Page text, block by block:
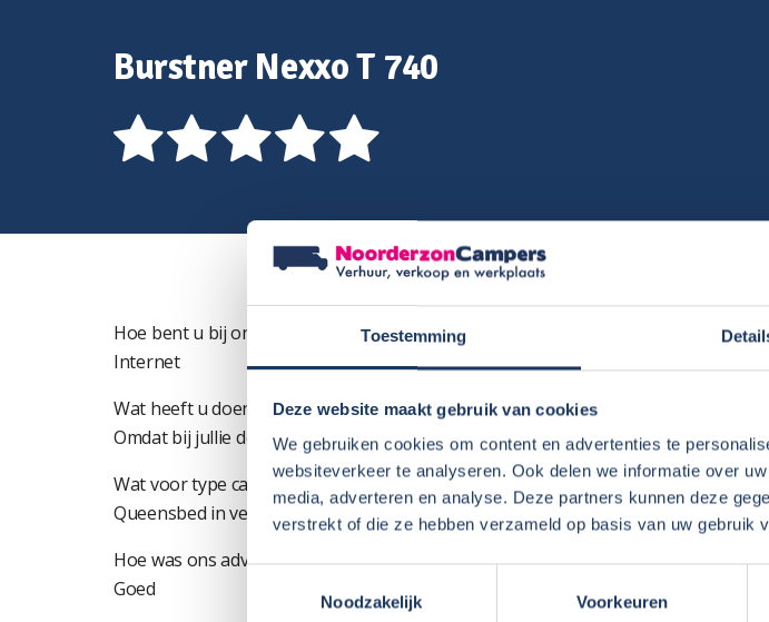
Toestemming
Deze website maakt gebruik van cookies
We gebruiken cookies om content en advertenties te
websiteverkeer te analyseren. Ook delen we informatie over
media, adverteren en analyse. Deze partners kunnen deze
verstrekt of die ze hebben verzameld op basis van uw gebruik
Noodzakelijk
Voorkeuren
Burstner Nexxo T 740
Hoe bent u bij ons terecht gekomen?
Internet
Wat heeft u doen besluiten om bij ons een camper te kopen?
Omdat bij jullie de camper stond die wij zochten.
Wat voor type camper (indeling) heeft u gekozen en waarom?
Queensbed in verband met leeftijd
Hoe was ons advies en begeleiding bij de aanschaf van de camper?
Goed